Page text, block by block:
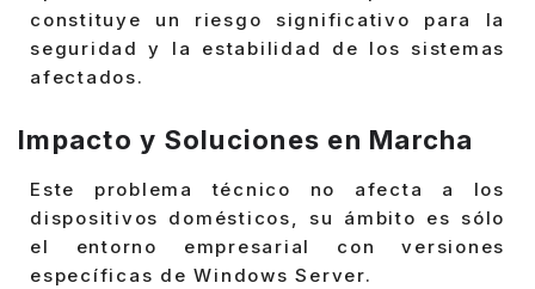
constituye un riesgo significativo para la
seguridad y la estabilidad de los sistemas
afectados.
Impacto y Soluciones en Marcha
Este problema técnico no afecta a los
dispositivos domésticos, su ámbito es sólo
el entorno empresarial con versiones
específicas de Windows Server.